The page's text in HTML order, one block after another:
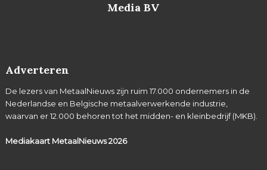
Media BV
Adverteren
De lezers van MetaalNieuws zijn ruim 17.000 ondernemers in de
Nederlandse en Belgische metaalverwerkende industrie,
waarvan er 12.000 behoren tot het midden- en kleinbedrijf (MKB).
Mediakaart MetaalNieuws2026